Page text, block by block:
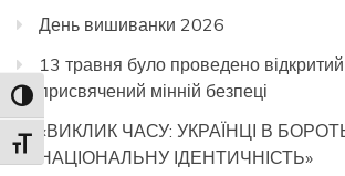
Toggle High Contrast
Toggle Font size
День вишиванки 2026
13 травня було проведено відкритий
присвячений мінній безпеці
«ВИКЛИК ЧАСУ: УКРАЇНЦІ В
НАЦІОНАЛЬНУ ІДЕНТИЧНІСТЬ»